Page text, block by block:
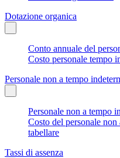
Dotazione organica
Conto annuale del
Costo personale tempo
Personale non a tempo
Personale non a tempo
Costo del personale
tabellare
Tassi di assenza